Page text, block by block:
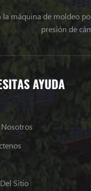
la máquina de moldeo
presión de
AYUDA
Sitio